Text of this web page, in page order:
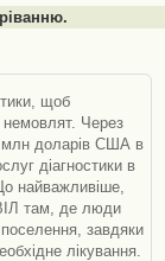
щоб
немовлят. Через
млн доларів США в
діагностики в
найважливіше,
там, де люди
завдяки
лікування.